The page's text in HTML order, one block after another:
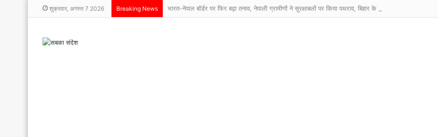
शुक्रवार, अगस्त 7 2026 Breaking News भारत-नेपाल बॉर्डर पर फिर बढ़ा तनाव, नेपाली ग्रामीणों ने सुरक्षाबलों पर किया पथराव, बिहार के थाने में FIR दर्ज